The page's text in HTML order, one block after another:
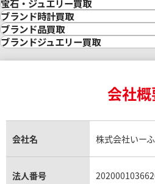
138.6g
状態 A+
備考 箱あり
店舗 アルビス八尾店
金の相場価格情報
金の参考買取価格一覧
インゴット買取
インゴットの相場価格情報
24金買取
金貨買取
貴金属買取
銀・シルバー買取
パラジウム買取
宝石・ジュエリー買取
宝石・ジュエリー買取
ダイヤモンド買取
ダイヤモンド・宝石の参考価格一覧
リング・結婚指輪買取
エメラルド買取
トパーズ買取
タンザナイト買取
キャッツアイ買取
ブランド時計買取
時計買取
ロレックス買取
ロレックス デイトナ買取
ロレックス サブマリーナー買取
ロレックス エクスプローラー買取
ロレックス デイトジャスト買取
パテック フィリップノーチラス買取
ヴァシュロン・コンスタンタン買取
ブランド品買取
ブランド買取
シャネル マトラッセ買取
セリーヌ買取
ブランドジュエリー買取
ヴァンクリーフ＆アーペル買取
ショーメ買取
ダミアーニ買取
会社
会社名 株式会社いー
法人番号